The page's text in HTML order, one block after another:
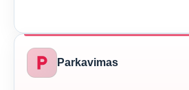
local_parking Parkavimas